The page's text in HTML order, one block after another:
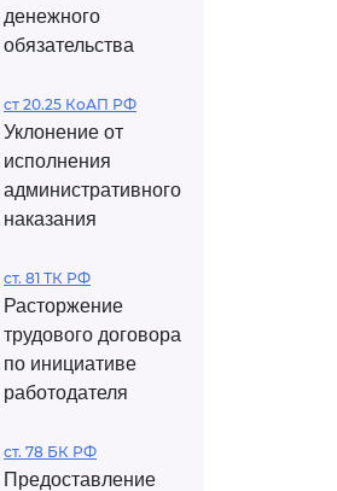
денежного
обязательства
ст 20.25 КоАП РФ
Уклонение от
исполнения
административного
наказания
ст. 81 ТК РФ
Расторжение
трудового договора
по инициативе
работодателя
ст. 78 БК РФ
Предоставление